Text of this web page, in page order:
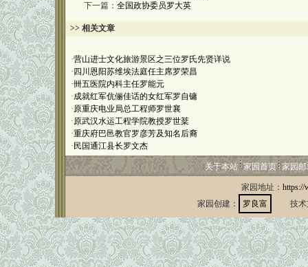
下一篇： 全国政协委员罗大英
>> 相关文章
·营山进士文化旅游景区之三位罗氏先贤详说
· 四川恩阳苏维埃法庭任主席罗荣昌
·卌五医院内科主任罗能元
·成就红军伉俪佳话的女红军罗自镛
·原重庆电业局总工程师罗世襄
·原武汉水运工程学院教授罗世棻
·重庆府巴邑教官罗彦芳及知名后裔
· 民国通江县长罗文杰
关于本站 家园首页 家园
家园地址： https://
家园创建：
罗良富 技术